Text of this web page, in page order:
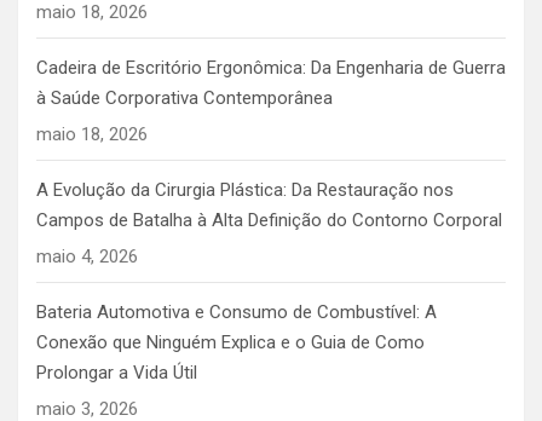
maio 18, 2026
Cadeira de Escritório Ergonômica: Da Engenharia de Guerra
à Saúde Corporativa Contemporânea
maio 18, 2026
A Evolução da Cirurgia Plástica: Da Restauração nos
Campos de Batalha à Alta Definição do Contorno Corporal
maio 4, 2026
Bateria Automotiva e Consumo de Combustível: A
Conexão que Ninguém Explica e o Guia de Como
Prolongar a Vida Útil
maio 3, 2026